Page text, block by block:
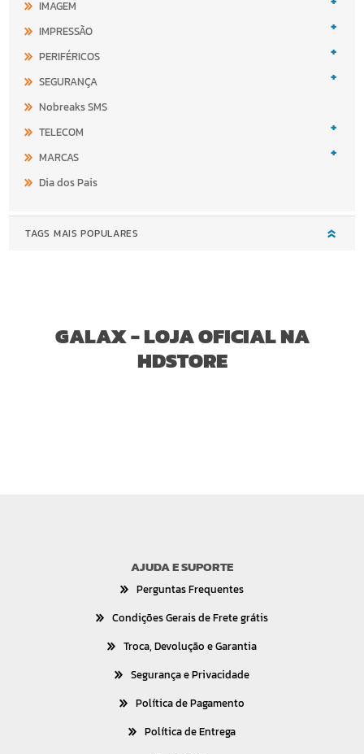
IMAGEM
IMPRESSÃO +
PERIFÉRICOS +
SEGURANÇA +
Nobreaks SMS
TELECOM
+
MARCAS +
Dia dos Pais
TAGS MAIS POPULARES
GALAX - LOJA OFICIAL NA
HDSTORE
AJUDA E SUPORTE
Perguntas Frequentes
Condições Gerais de Frete grátis
Troca, Devolução e Garantia
Segurança e Privacidade
Política de Pagamento
Política de Entrega